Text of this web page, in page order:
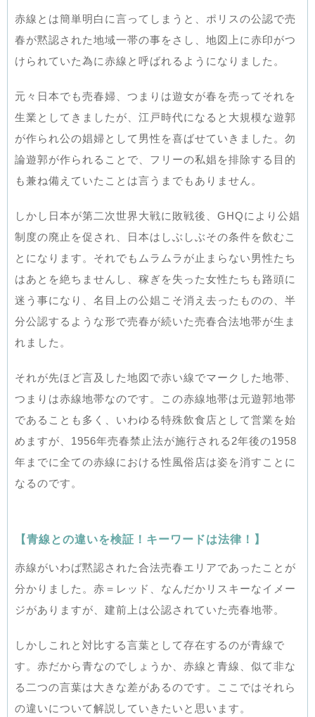
赤線とは簡単明白に言ってしまうと、ポリスの公認で売
春が黙認された地域一帯の事をさし、地図上に赤印がつ
けられていた為に赤線と呼ばれるようになりました。
元々日本でも売春婦、つまりは遊女が春を売ってそれを
生業としてきましたが、江戸時代になると大規模な遊郭
が作られ公の娼婦として男性を喜ばせていきました。勿
論遊郭が作られることで、フリーの私娼を排除する目的
も兼ね備えていたことは言うまでもありません。
しかし日本が第二次世界大戦に敗戦後、GHQにより公娼
制度の廃止を促され、日本はしぶしぶその条件を飲むこ
とになります。それでもムラムラが止まらない男性たち
はあとを絶ちませんし、稼ぎを失った女性たちも路頭に
迷う事になり、名目上の公娼こそ消え去ったものの、半
分公認するような形で売春が続いた売春合法地帯が生ま
れました。
それが先ほど言及した地図で赤い線でマークした地帯、
つまりは赤線地帯なのです。この赤線地帯は元遊郭地帯
であることも多く、いわゆる特殊飲食店として営業を始
めますが、1956年売春禁止法が施行される2年後の1958
年までに全ての赤線における性風俗店は姿を消すことに
なるのです。
【青線との違いを検証！キーワードは法律！】
赤線がいわば黙認された合法売春エリアであったことが
分かりました。赤＝レッド、なんだかリスキーなイメー
ジがありますが、建前上は公認されていた売春地帯。
しかしこれと対比する言葉として存在するのが青線で
す。赤だから青なのでしょうか、赤線と青線、似て非な
る二つの言葉は大きな差があるのです。ここではそれら
の違いについて解説していきたいと思います。